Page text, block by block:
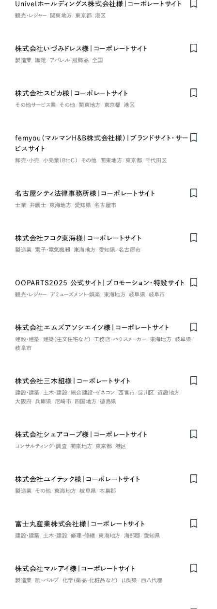
マーケティングDX支援
Webサイト制作
ECサイト制作
SEO対策によるアクセス獲得、反響獲得などの"Webマーケティング"から、
ライン領域のマーケティングまでまるっと代行
リープ・リクルーティング／採用業務代行
リープ・キャリア 人材紹介サービス
Pace ／クラウド型工数管理ツール
制作実績
Works
ブックマークしたサイト
すべて
LP（ランディングページ）
ブランディング（ロゴ・印刷物） （90件）
その他 （1件）
Outsourcing
アウトソーシング（代行支援）
リープ・リクルーティング
LP（ランディングページ）
サイト
その他
製造業
医療・福祉
観光・レジャー
士業
自治体・官公庁
美容・エステ
IT・インターネット
インフラ関連
不動産
農林・水産
Univelホールディングス株式会社様｜コーポレートサイト
観光・レジャー 関東地方 東京都 港区
株式会社いづみドレス様｜コーポレートサイト
製造業 繊維 アパレル・服飾品 全国
株式会社スピカ様｜コーポレートサイト
その他サービス業 その他 関東地方 東京都 港区
Nominee
femyou（マルマンH＆B株式会社様）｜ブランドサイト・サー
ビスサイト
卸売・小売 小売業（BtoC） その他 関東地方 東京都 千代田区
名古屋シティ法律事務所様｜コーポレートサイト
士業 弁護士 東海地方 愛知県 名古屋市
株式会社フコク東海様｜コーポレートサイト
製造業 電子・電気機器 東海地方 愛知県 名古屋市
OOPARTS2025 公式サイト｜プロモーション・特設サイト
観光・レジャー アミューズメント・娯楽 東海地方 岐阜県 岐阜市
Nominee
株式会社エムズアソシエイツ様｜コーポレートサイト
建設・建築 建築（注文住宅など） 工務店・ハウスメーカー 東海地方
岐阜県
岐阜市
株式会社三木組様｜コーポレートサイト
建設・建築 土木・建設 総合建設・ゼネコン 西宮市 淀川区
近畿地方
大阪府
兵庫県 尼崎市 四国地方 徳島県
Nominee
株式会社シェアコープ様｜コーポレートサイト
コンサルティング・調査 関東地方 東京都 港区
Honorabl
e
Ment
i
on
株式会社ユイテック様｜コーポレートサイト
製造業 その他 東海地方 岐阜県 本巣郡
富士丸産業株式会社様｜コーポレートサイト
建設・建築 土木・建設 修理・修繕 東海地方 海部郡 愛知県
株式会社マルアイ様｜コーポレートサイト
製造業 紙・パルプ 化学（薬品・化粧品など） 山梨県 西八代郡